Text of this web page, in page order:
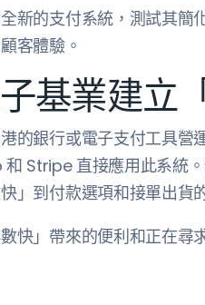
新的支付系統，測試其簡
客體驗。
基業建立
的銀行或電子支付工具營
Stripe 直接應用此系統
」到付款選項和接單出貨
快」帶來的便利和正在